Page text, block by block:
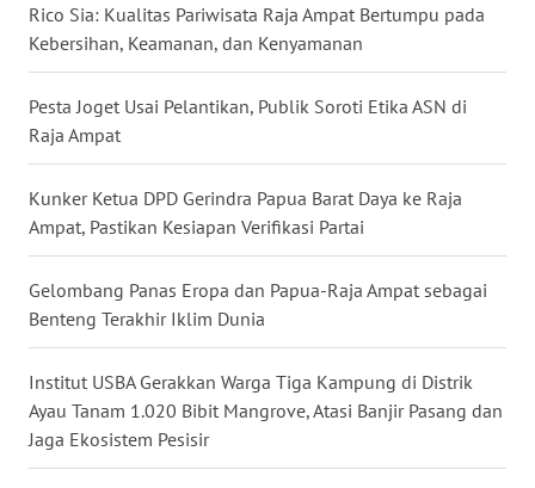
Rico Sia: Kualitas Pariwisata Raja Ampat Bertumpu pada
Kebersihan, Keamanan, dan Kenyamanan
Pesta Joget Usai Pelantikan, Publik Soroti Etika ASN di
Raja Ampat
Kunker Ketua DPD Gerindra Papua Barat Daya ke Raja
Ampat, Pastikan Kesiapan Verifikasi Partai
Gelombang Panas Eropa dan Papua-Raja Ampat sebagai
Benteng Terakhir Iklim Dunia
Institut USBA Gerakkan Warga Tiga Kampung di Distrik
Ayau Tanam 1.020 Bibit Mangrove, Atasi Banjir Pasang dan
Jaga Ekosistem Pesisir
WN
GORONTALO
SULUT
WN
MALUKU
WN
MALUT